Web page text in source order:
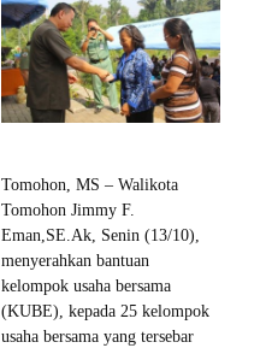
Tomohon, MS – Walikota
Tomohon Jimmy F.
Eman,SE.Ak, Senin (13/10),
menyerahkan bantuan
kelompok usaha bersama
(KUBE), kepada 25 kelompok
usaha bersama yang tersebar